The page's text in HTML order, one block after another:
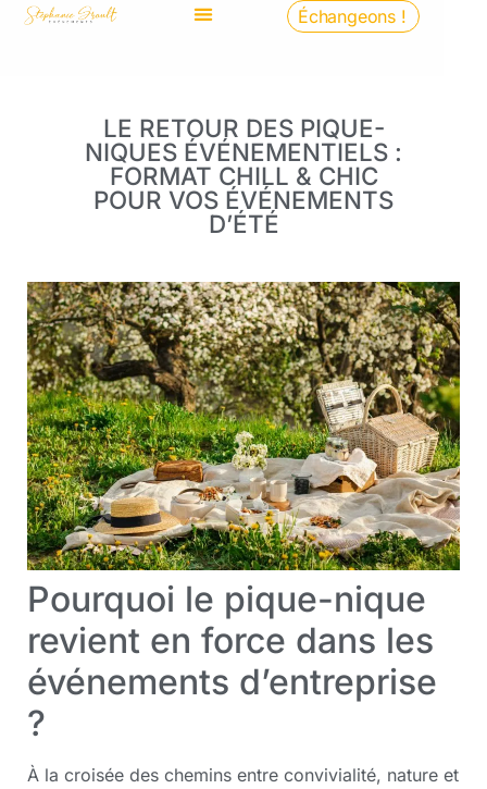
Échangeons !
LE RETOUR DES PIQUE-
NIQUES ÉVÉNEMENTIELS :
FORMAT CHILL & CHIC
POUR VOS ÉVÉNEMENTS
D’ÉTÉ
Pourquoi le pique-nique
revient en force dans les
événements d’entreprise
?
À la croisée des chemins entre convivialité, nature et